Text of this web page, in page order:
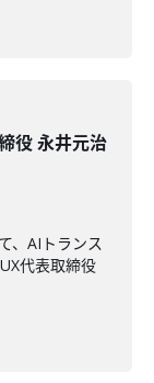
役 永井元治
、AIトランス
代表取締役